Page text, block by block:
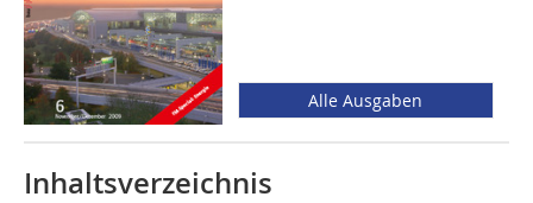
Alle Ausgaben
Inhaltsverzeichnis